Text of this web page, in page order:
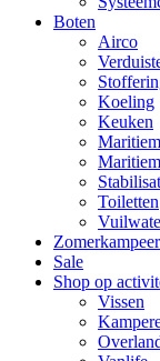
Boten
Airco
Koeling
Keuken
Toiletten
Sale
Shop op
Vissen